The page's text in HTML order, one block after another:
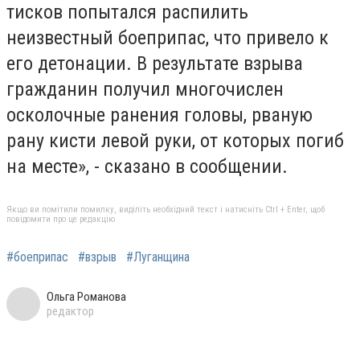
тисков попытался распилить
неизвестный боеприпас, что привело к
его детонации. В результате взрыва
гражданин получил многочислен
осколочные ранения головы, рваную
рану кисти левой руки, от которых погиб
на месте», - сказано в сообщении.
Якщо ви помітили помилку, виділіть необхідний текст і натисніть Ctrl + Enter, щоб
повідомити про це редакцію
#боеприпас #взрыв #Луганщина
Ольга Романова
редактор